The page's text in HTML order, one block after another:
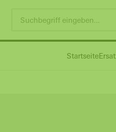
Startseite